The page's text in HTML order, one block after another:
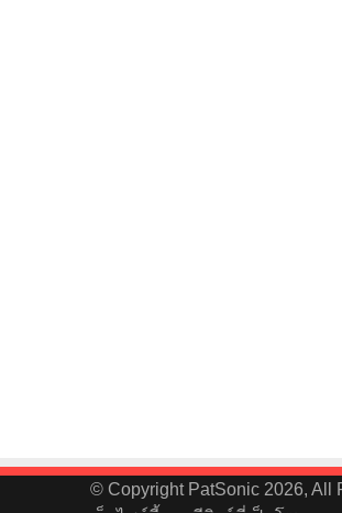
© Copyright PatSonic 2026, All